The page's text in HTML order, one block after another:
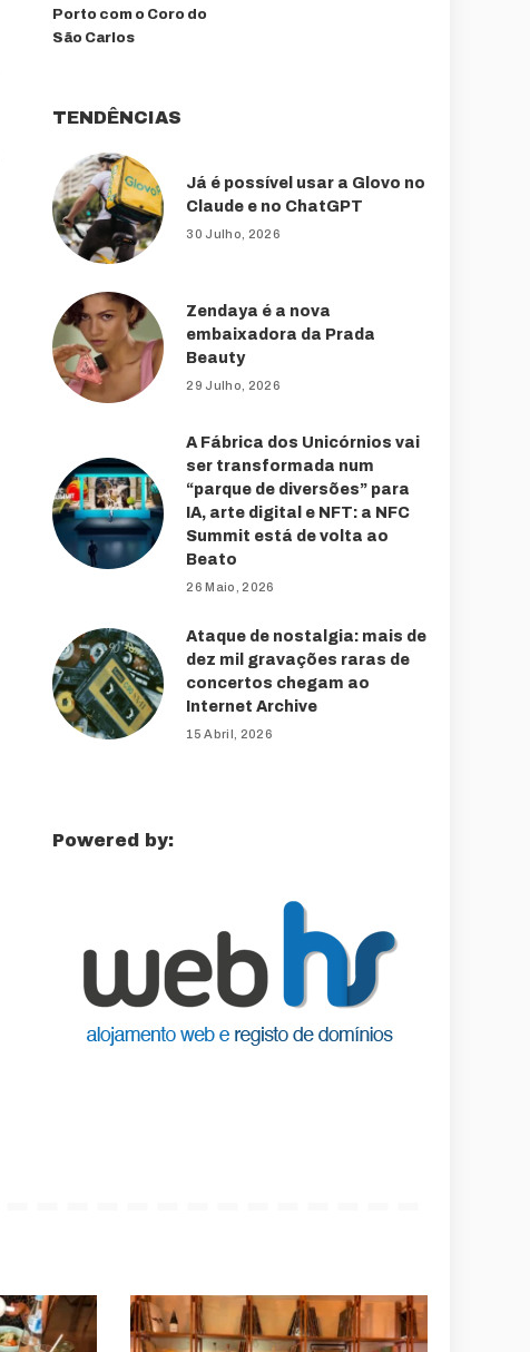
Porto com o Coro do
São Carlos
TENDÊNCIAS
Já é possível usar a Glovo no
Claude e no ChatGPT
30 Julho, 2026
Zendaya é a nova
embaixadora da Prada
Beauty
29 Julho, 2026
A Fábrica dos Unicórnios vai
ser transformada num
“parque de diversões” para
IA, arte digital e NFT: a NFC
Summit está de volta ao
Beato
26 Maio, 2026
Ataque de nostalgia: mais de
dez mil gravações raras de
concertos chegam ao
Internet Archive
15 Abril, 2026
Powered by: